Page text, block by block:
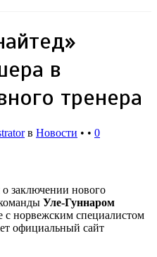
в
тренера
в Новости • • 0
заключении нового
Уле-Гуннаром
с норвежским специалистом
официальный сайт